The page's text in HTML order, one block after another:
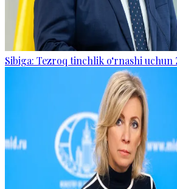
Sibiga: Tezroq tinchlik o‘rnashi